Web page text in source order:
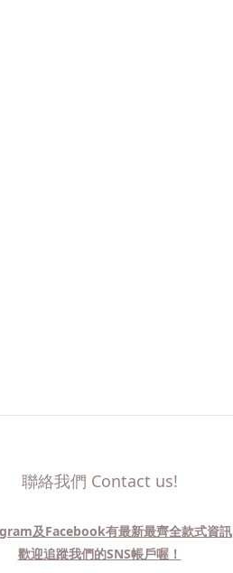
聯絡我們 Contact us!
及Facebook有最新最齊全款式資訊
歡迎追蹤我們的SNS帳戶喔！